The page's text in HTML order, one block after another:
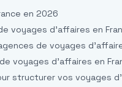
en 2026
voyages d’affaires en
de voyages
voyages d’affaires en
structurer vos voyages